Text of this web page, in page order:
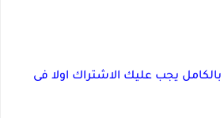
يجب عليك الاشتراك اولا فى